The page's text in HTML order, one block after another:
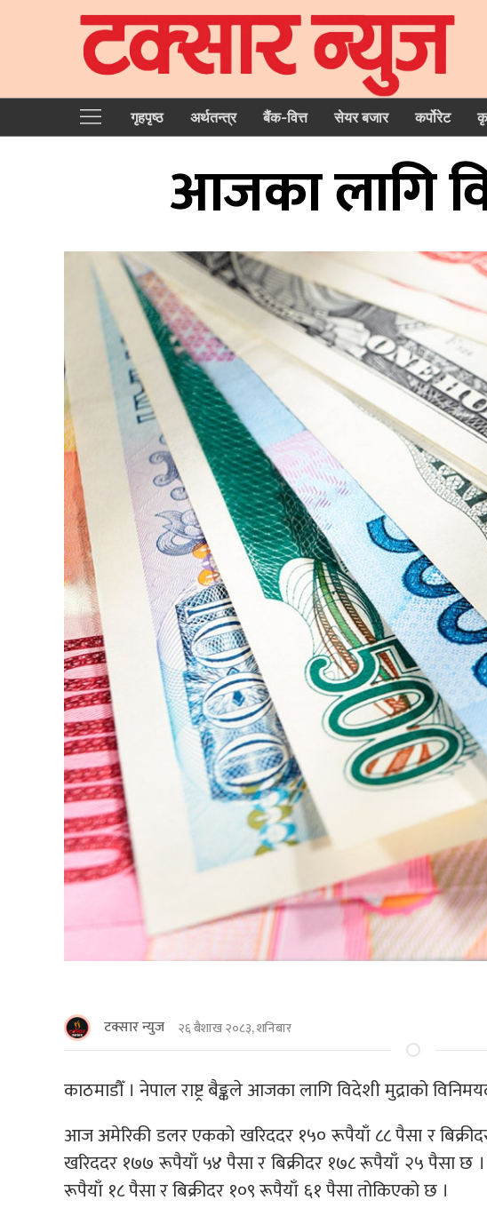
गृहपृष्‍ठ अर्थतन्त्र बैंक-वित्त सेयर बजार कर्पोरेट
आजका लागि
टक्सार न्युज २६ बैशाख २०८३, शनिबार
काठमाडौँ । नेपाल राष्ट्र बैङ्कले आजका लागि विदेशी मुद्राको
आज अमेरिकी डलर एकको खरिददर १५० रूपैयाँ ८८ पैसा र
खरिददर १७७ रूपैयाँ ५४ पैसा र बिक्रीदर १७८ रूपैयाँ २५ पैसा छ
रूपैयाँ १८ पैसा र बिक्रीदर १०९ रूपैयाँ ६१ पैसा तोकिएको छ ।